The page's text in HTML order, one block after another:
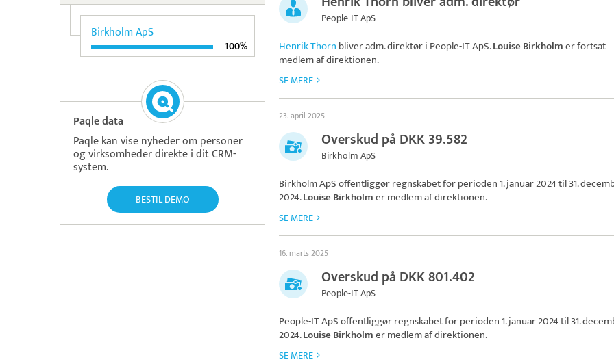
Birkholm ApS
100%
Paqle data
Paqle kan vise nyheder om personer
og virksomheder direkte i dit CRM-
system.
BESTIL DEMO
People-IT ApS
Henrik Thorn bliver adm. direktør i People-IT ApS.Louise Birkholmer fortsat
medlem af direktionen.
SE MERE
23. april 2025
Overskud på DKK 39.582
Birkholm ApS
Birkholm ApSoffentliggør regnskabet for perioden 1. januar 2024 til 31.
2024.Louise Birkholmer medlem af direktionen.
SE MERE
16. marts 2025
Overskud på DKK 801.402
People-IT ApS
People-IT ApSoffentliggør regnskabet for perioden 1. januar 2024 til 31.
2024.Louise Birkholmer medlem af direktionen.
SE MERE